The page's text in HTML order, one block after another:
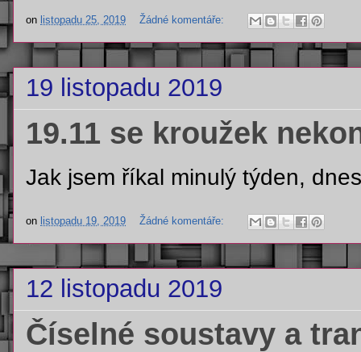
on listopadu 25, 2019 Žádné komentáře:
19 listopadu 2019
19.11 se kroužek
Jak jsem říkal minulý týden,
on listopadu 19, 2019 Žádné komentáře:
12 listopadu 2019
Číselné soustavy a